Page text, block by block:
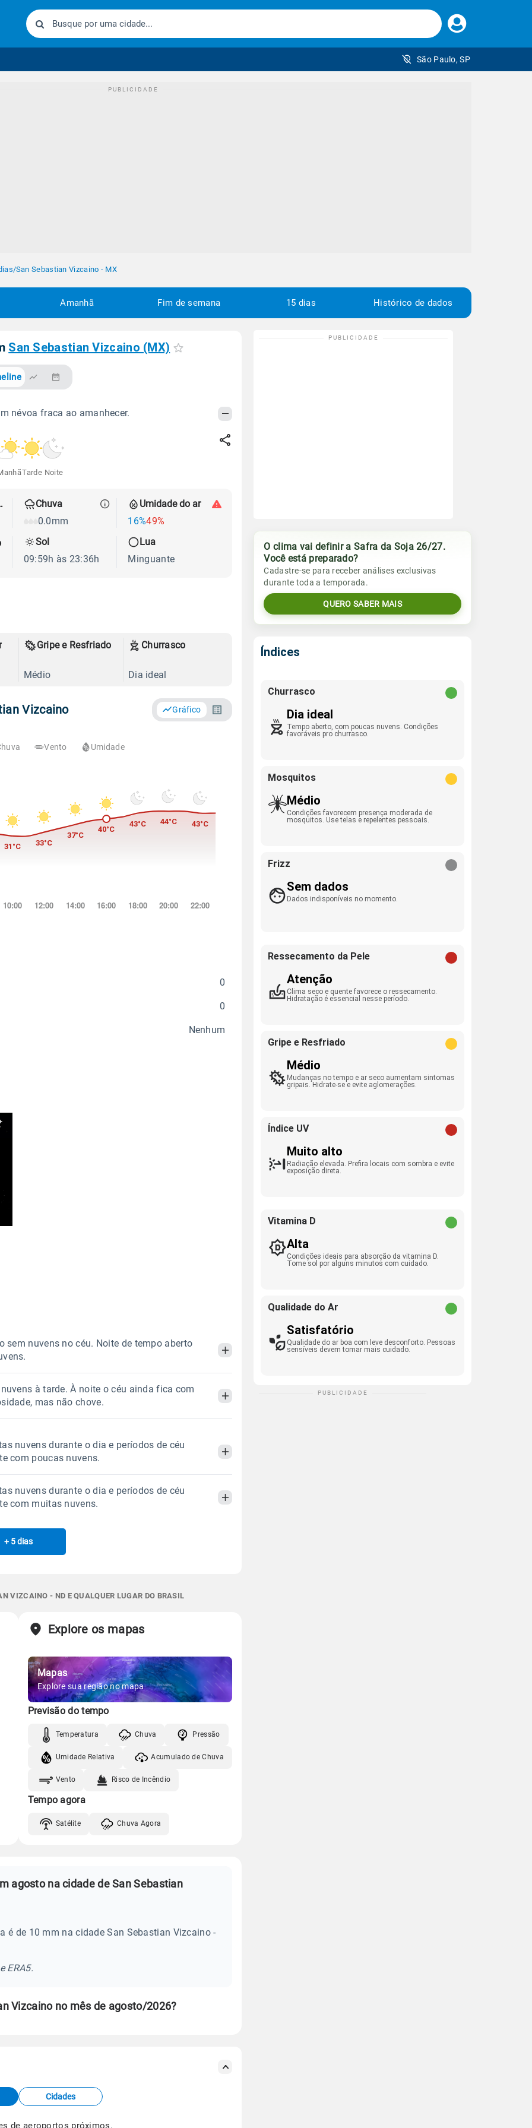
Faça
seu
São Paulo, SP
/San Sebastian Vizcaino - MX
Amanhã Fim de semana 15 dias Histórico de dados
San Sebastian Vizcaino (MX)
névoa fraca ao amanhecer.
Tarde Noite
Chuva
0.0mm
Umidade do ar
16%49%
Sol
09:59h às 23:36h
Lua
Minguante
Gripe e Resfriado
Médio
Churrasco
Dia ideal
Vizcaino Gráfico
Vento Umidade
0
0
Nenhum
sem nuvens no céu. Noite de tempo aberto
Manhã Tarde Noite
0.0mm
12%27%
10:00h às 23:35h
Minguante
à tarde. À noite o céu ainda fica com
mas não chove.
Tarde Noite
Chuva
0.0mm
Umidade do ar
16%41%
10:00h às 23:34h
nuvens durante o dia e períodos de céu
com poucas nuvens.
Noite
Chuva
Vento Umidade
nuvens durante o dia e períodos de céu
com muitas nuvens.
ManhãTarde
0.1mm
19%58%
Sol
Lua
Gráfico
+ 5 dias
VIZCAINO - ND E QUALQUER LUGAR DO BRASIL
Explore os mapas
Mapas
Explore sua região no mapa
Previsão do tempo
Temperatura Chuva Pressão
Umidade Relativa Acumulado de Chuva
Vento Risco de Incêndio
Tempo agora
Satélite Chuva Agora
agosto na cidade de San Sebastian
é de 10 mm na cidade San Sebastian Vizcaino -
ERA5.
Vizcaino no mês de agosto/2026?
Cidades
de aeroportos próximos.
O clima vai definir a Safra da Soja 26/27.
Você está preparado?
Cadastre-se para receber análises exclusivas
durante toda a temporada.
QUERO SABER MAIS
Índices
Churrasco
Dia ideal
Tempo aberto, com poucas nuvens. Condições
favoráveis pro churrasco.
Mosquitos
Médio
Condições favorecem presença moderada de
mosquitos. Use telas e repelentes pessoais.
Frizz
Sem dados
Dados indisponíveis no momento.
Ressecamento da Pele
Atenção
Clima seco e quente favorece o ressecamento.
Hidratação é essencial nesse período.
Gripe e Resfriado
Médio
Mudanças no tempo e ar seco aumentam sintomas
gripais. Hidrate-se e evite aglomerações.
Índice UV
Muito alto
Radiação elevada. Prefira locais com sombra e evite
exposição direta.
Vitamina D
Alta
Condições ideais para absorção da vitamina D.
Tome sol por alguns minutos com cuidado.
Qualidade do Ar
Satisfatório
Qualidade do ar boa com leve desconforto. Pessoas
sensíveis devem tomar mais cuidado.